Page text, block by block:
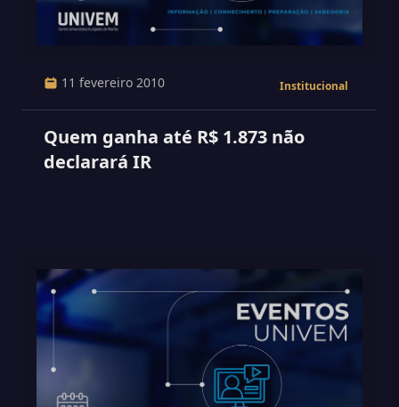
11 fevereiro 2010 Institucional
Quem ganha até R$ 1.873 não
declarará IR